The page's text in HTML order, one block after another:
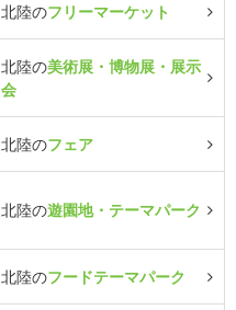
北陸のフリーマーケット
北陸の美術展・博物展・展示
会
北陸のフェア
北陸の遊園地・テーマパーク
北陸のフードテーマパーク